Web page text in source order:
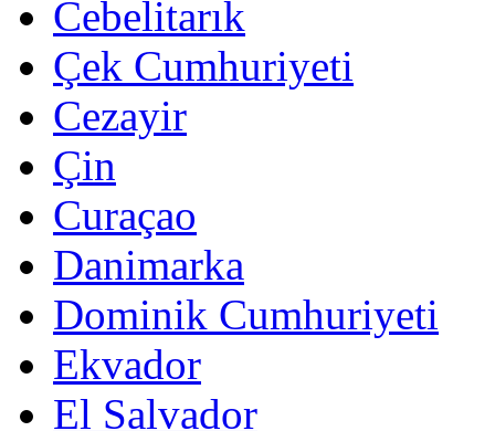
Cebelitarık
Çek Cumhuriyeti
Cezayir
Çin
Curaçao
Danimarka
Dominik Cumhuriyeti
Ekvador
El Salvador